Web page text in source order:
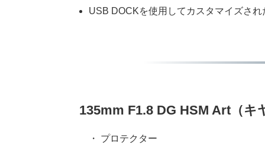
USB DOCKを使用してカスタマイズさ
135mm F1.8 DG HSM Art（キ
・ プロテクター